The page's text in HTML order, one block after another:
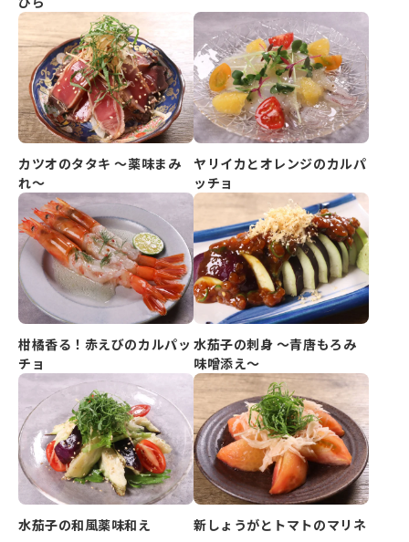
カツオのタタキ ～薬味まみ
れ～
ヤリイカとオレンジのカルパ
ッチョ
柑橘香る！赤えびのカルパッ
チョ
水茄子の刺身 ～青唐もろみ
味噌添え～
水茄子の和風薬味和え 新しょうがとトマトのマリネ